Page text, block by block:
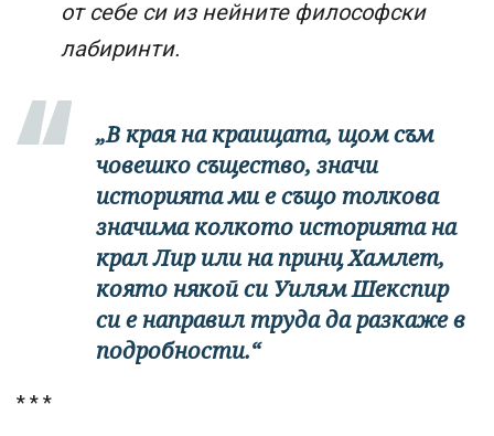
от себе си из нейните философски
лабиринти.
„В края на краищата, щом съм
човешко същество, значи
историята ми е също толкова
значима колкото историята на
крал Лир или на принц Хамлет,
която някой си Уилям Шекспир
си е направил труда да разкаже в
подробности.“
* * *